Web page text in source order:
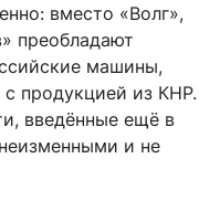
вместо «Волг»,
преобладают
машины,
продукцией из КНР.
введённые ещё в
и не